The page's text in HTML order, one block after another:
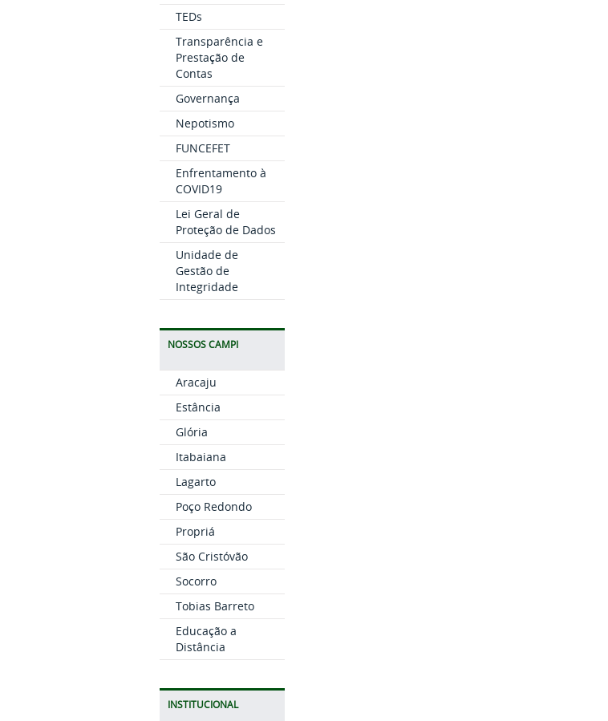
TEDs
Transparência e
Prestação de
Contas
Governança
Nepotismo
FUNCEFET
Enfrentamento à
COVID19
Lei Geral de
Proteção de Dados
Unidade de
Gestão de
Integridade
NOSSOS CAMPI
Aracaju
Estância
Glória
Itabaiana
Lagarto
Poço Redondo
Propriá
São Cristóvão
Socorro
Tobias Barreto
Educação a
Distância
INSTITUCIONAL